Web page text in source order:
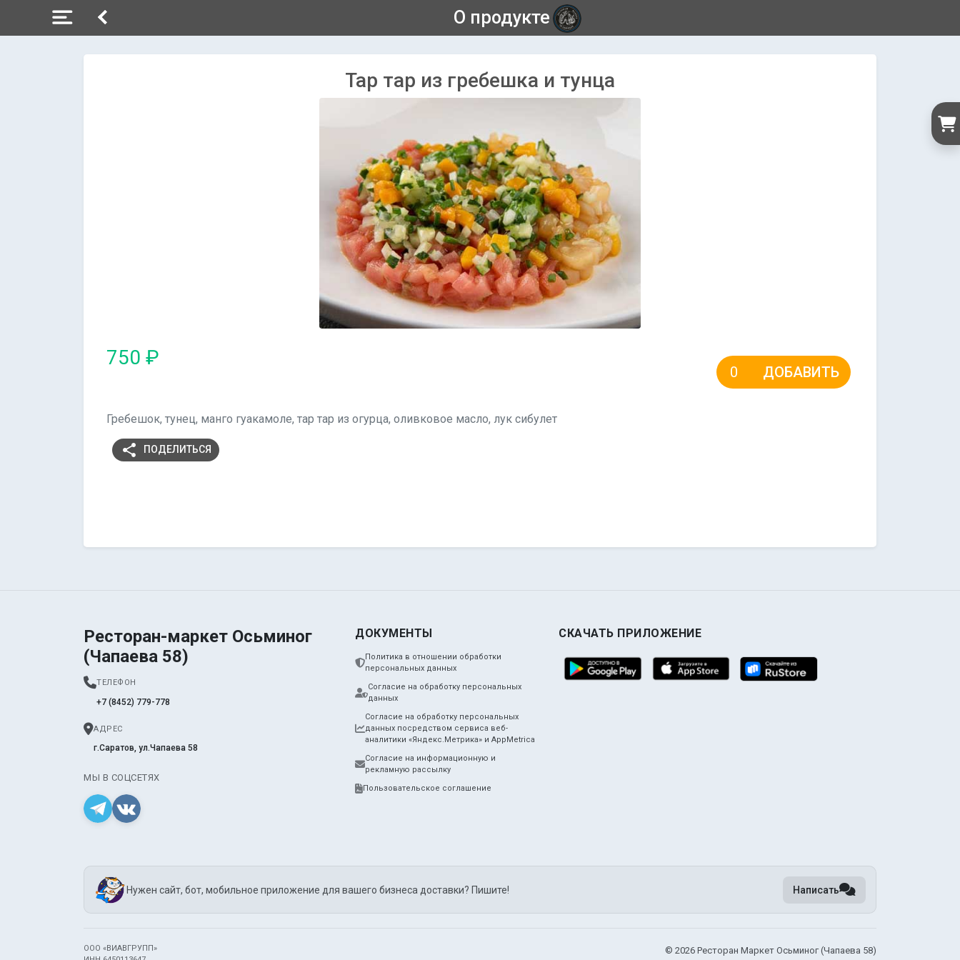
О продукте
Тар тар из гребешка и тунца
750 ₽
ДОБАВИТЬ
Гребешок, тунец, манго гуакамоле, тар тар из огурца, оливковое масло, лук сибулет
share ПОДЕЛИТЬСЯ
Ресторан-маркет Осьминог
(Чапаева 58)
ТЕЛЕФОН
+7 (8452) 779-778
АДРЕС
г.Саратов, ул.Чапаева 58
МЫ В СОЦСЕТЯХ
ДОКУМЕНТЫ
Политика в отношении обработки
персональных данных
Согласие на обработку персональных
данных
Согласие на обработку персональных
данных посредством сервиса веб-
аналитики «Яндекс.Метрика» и AppMetrica
Согласие на информационную и
рекламную рассылку
Пользовательское соглашение
СКАЧАТЬ ПРИЛОЖЕНИЕ
Нужен сайт, бот, мобильное приложение для вашего бизнеса доставки? Пишите! Написать
ООО «ВИАВГРУПП»
© 2026 Ресторан Маркет Осьминог (Чапаева 58)